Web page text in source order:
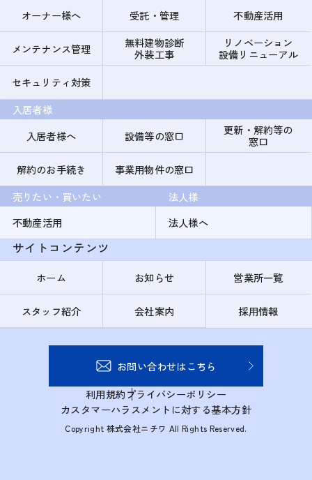
オーナー様へ
受託・管理 不動産活用
メンテナンス管理
無料建物診断
外装工事
リノベーション
設備リニューアル
セキュリティ対策
入居者様
入居者様へ
設備等の窓口
更新・解約等の
窓口
解約のお手続き
事業用物件の窓口
売りたい・買いたい
不動産活用
法人様
法人様へ
サイトコンテンツ
ホーム お知らせ 営業所一覧
スタッフ紹介 会社案内 採用情報
お問い合わせはこちら
利用規約プライバシーポリシー
カスタマーハラスメントに対する基本方針
Copyright 株式会社ニチワ All Rights Reserved.